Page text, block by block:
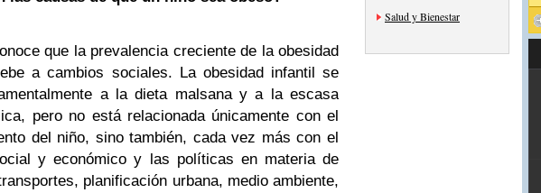
que la prevalencia creciente de la obesidad
a cambios sociales. La obesidad infantil se
a la dieta malsana y a la escasa
pero no está relacionada únicamente con el
del niño, sino también, cada vez más con el
y económico y las políticas en materia de
planificación urbana, medio ambiente,
Salud y Bienestar